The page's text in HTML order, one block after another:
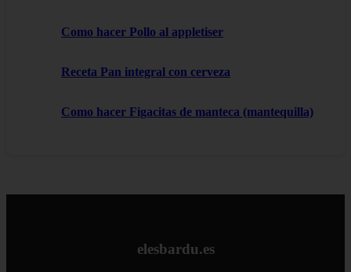
Como hacer Pollo al appletiser
Receta Pan integral con cerveza
Como hacer Figacitas de manteca (mantequilla)
elesbardu.es